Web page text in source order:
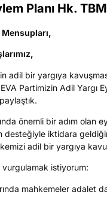
Planı Hk.
Mensupları,
adil bir yargıya
Partimizin Adil Yargı
önemli bir adım olan
desteğiyle iktidara
adil bir yargıya
vurgulamak istiyorum:
mahkemeler adalet